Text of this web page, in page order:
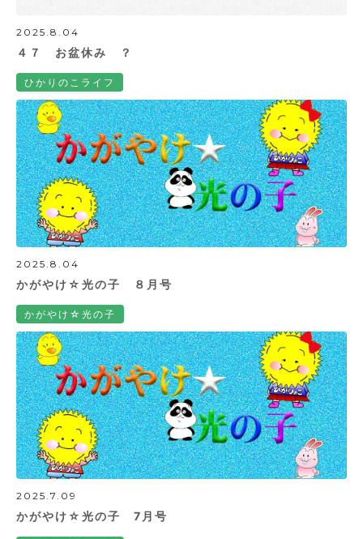
2025.8.04
４７ お盆休み ？
ひかりのこライフ
2025.8.04
かがやけ☆光の子 ８月号
かがやけ☆光の子
2025.7.09
かがやけ☆光の子 7月号